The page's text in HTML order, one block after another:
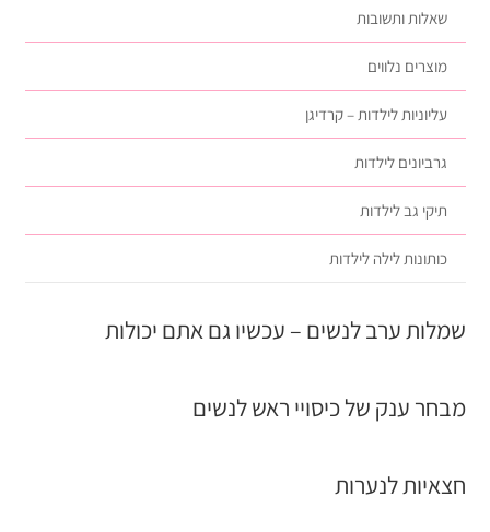
שאלות ותשובות
מוצרים נלווים
עליוניות לילדות – קרדיגן
גרביונים לילדות
תיקי גב לילדות
כותונות לילה לילדות
שמלות ערב לנשים – עכשיו גם אתם יכולות
מבחר ענק של כיסויי ראש לנשים
חצאיות לנערות